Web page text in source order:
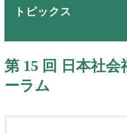
トピックス
第 15 回 日本社会
ーラム